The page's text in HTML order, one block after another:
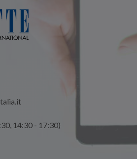
14:30 - 17:30)